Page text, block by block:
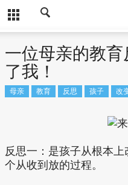
一位母亲的教
了我！
母亲 教育 反思 孩子 改
反思一：是孩子从根本
个从收到放的过程。